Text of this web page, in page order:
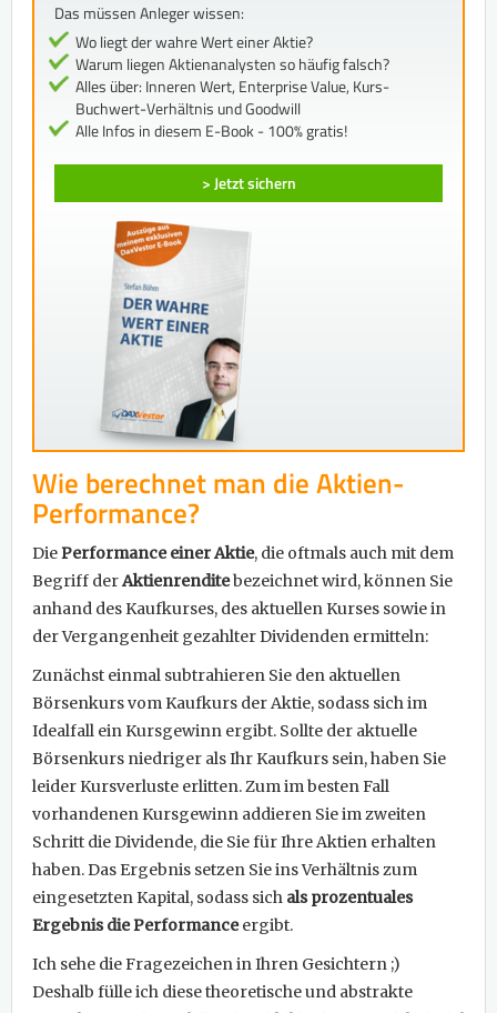
Das müssen Anleger wissen:
Wo liegt der wahre Wert einer Aktie?
Warum liegen Aktienanalysten so häufig falsch?
Alles über: Inneren Wert, Enterprise Value, Kurs-
Buchwert-Verhältnis und Goodwill
Alle Infos in diesem E-Book - 100% gratis!
> Jetzt sichern
Wie berechnet man die Aktien-
Performance?
DiePerformance einer Aktie, die oftmals auch mit dem
Begriff derAktienrenditebezeichnet wird, können Sie
anhand des Kaufkurses, des aktuellen Kurses sowie in
der Vergangenheit gezahlter Dividenden ermitteln:
Zunächst einmal subtrahieren Sie den aktuellen
Börsenkurs vom Kaufkurs der Aktie, sodass sich im
Idealfall ein Kursgewinn ergibt. Sollte der aktuelle
Börsenkurs niedriger als Ihr Kaufkurs sein, haben Sie
leider Kursverluste erlitten. Zum im besten Fall
vorhandenen Kursgewinn addieren Sie im zweiten
Schritt die Dividende, die Sie für Ihre Aktien erhalten
haben. Das Ergebnis setzen Sie ins Verhältnis zum
eingesetzten Kapital, sodass sich als prozentuales
Ergebnis die Performanceergibt.
Ich sehe die Fragezeichen in Ihren Gesichtern ;)
Deshalb fülle ich diese theoretische und abstrakte